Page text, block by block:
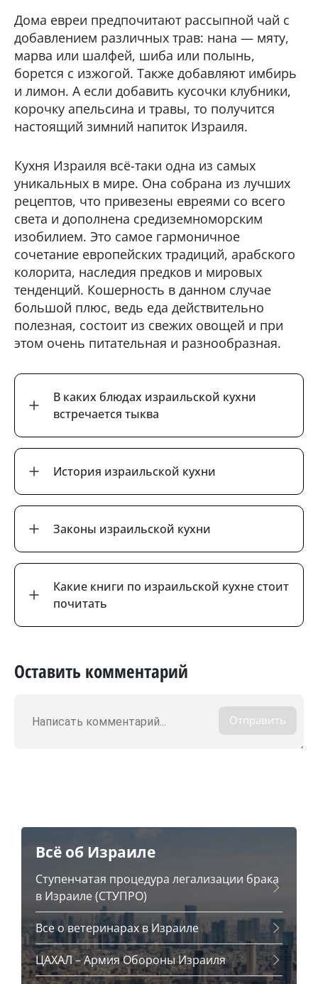
Дома евреи предпочитают рассыпной чай с
добавлением различных трав: нана — мяту,
марва или шалфей, шиба или полынь,
борется с изжогой. Также добавляют имбирь
и лимон. А если добавить кусочки клубники,
корочку апельсина и травы, то получится
настоящий зимний напиток Израиля.
Кухня Израиля всё-таки одна из самых
уникальных в мире. Она собрана из лучших
рецептов, что привезены евреями со всего
света и дополнена средиземноморским
изобилием. Это самое гармоничное
сочетание европейских традиций, арабского
колорита, наследия предков и мировых
тенденций. Кошерность в данном случае
большой плюс, ведь еда действительно
полезная, состоит из свежих овощей и при
этом очень питательная и разнообразная.
В каких блюдах израильской кухни
встречается тыква
История израильской кухни
Законы израильской кухни
Какие книги по израильской кухне стоит
почитать
Оставить комментарий
Отправить
Всё об Израиле
Ступенчатая процедура легализации брака
в Израиле (СТУПРО)
Все о ветеринарах в Израиле
ЦАХАЛ – Армия Обороны Израиля